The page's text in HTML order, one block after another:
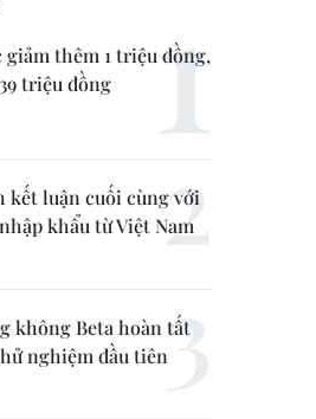
giảm thêm 1 triệu đồng,
triệu đồng
kết luận cuối cùng với
khẩu từ Việt Nam
không Beta hoàn tất
nghiệm đầu tiên